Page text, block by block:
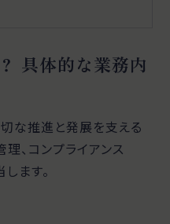
具体的な業務内
な推進と発展を支える
、コンプライアンス
ます。